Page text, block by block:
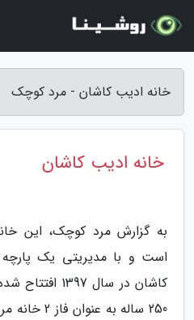
خانه ادیب کاشان - مرد کوچک
خانه ادیب کاشان
به گزارش مرد کوچک، این
است و با مدیریتی یک
کاشان در سال
250 ساله به